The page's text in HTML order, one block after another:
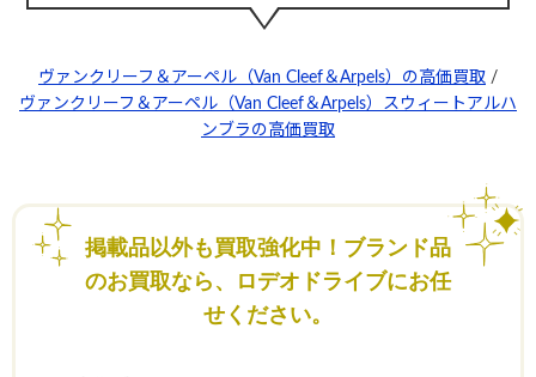
ヴァンクリーフ＆アーペル（Van Cleef＆Arpels）の高価買取 /
ヴァンクリーフ＆アーペル（Van Cleef＆Arpels）スウィートアルハ
ンブラの高価買取
掲載品以外も買取強化中！ブランド品
のお買取なら、ロデオドライブにお任
せください。